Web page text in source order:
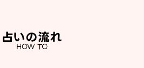
占いの流れ
HOW TO